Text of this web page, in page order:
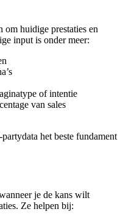
om huidige prestaties en
input is onder meer:
of intentie
van sales
het beste fundament
je de kans wilt
Ze helpen bij: